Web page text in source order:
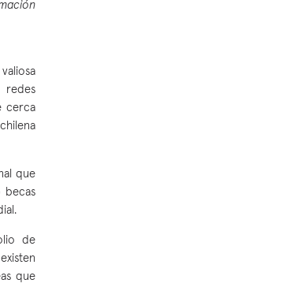
redes
cerca
que
becas
de
que